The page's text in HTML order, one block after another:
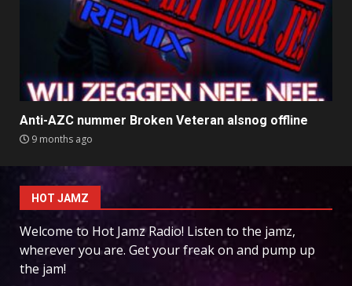
Anti-AZC nummer Broken Veteran alsnog offline
9 months ago
HOT JAMZ
Welcome to Hot Jamz Radio! Listen to the jamz,
wherever you are. Get your freak on and pump up
the jam!